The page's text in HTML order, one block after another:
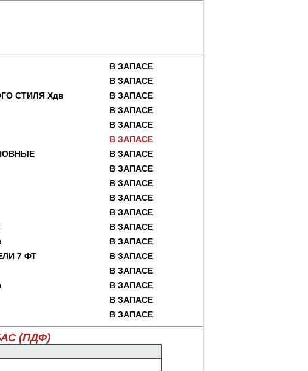
В ЗАПАСЕ
В ЗАПАСЕ
СТИЛЯ Хдв
В ЗАПАСЕ
В ЗАПАСЕ
В ЗАПАСЕ
В ЗАПАСЕ
В ЗАПАСЕ
В ЗАПАСЕ
В ЗАПАСЕ
В ЗАПАСЕ
В ЗАПАСЕ
В ЗАПАСЕ
В ЗАПАСЕ
7 ФТ
В ЗАПАСЕ
В ЗАПАСЕ
В ЗАПАСЕ
В ЗАПАСЕ
В ЗАПАСЕ
(ПДФ)